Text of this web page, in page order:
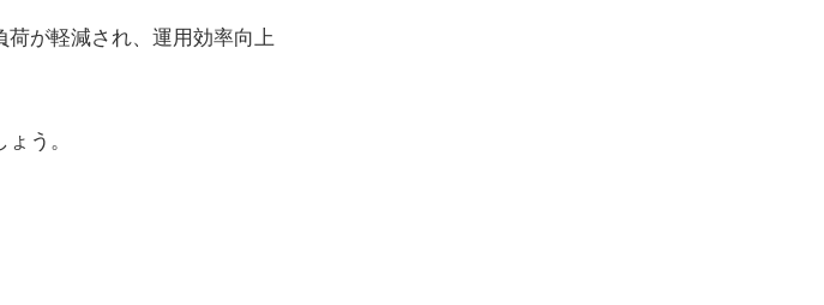
が軽減され、運用効率向上
う。